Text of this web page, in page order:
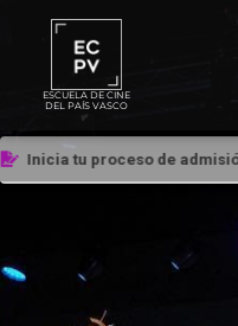
ESCUELA DE CINE
DEL PAÍS VASCO
Inicia tu proceso de